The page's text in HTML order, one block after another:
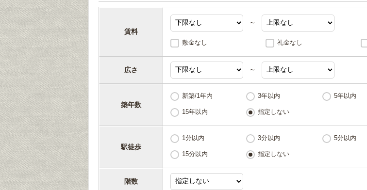
賃料
～
敷金なし 礼金なし
広さ ～
築年数
新築/1年内 3年以内 5年以内
15年以内 指定しない
駅徒歩
1分以内 3分以内 5分以内
15分以内 指定しない
階数